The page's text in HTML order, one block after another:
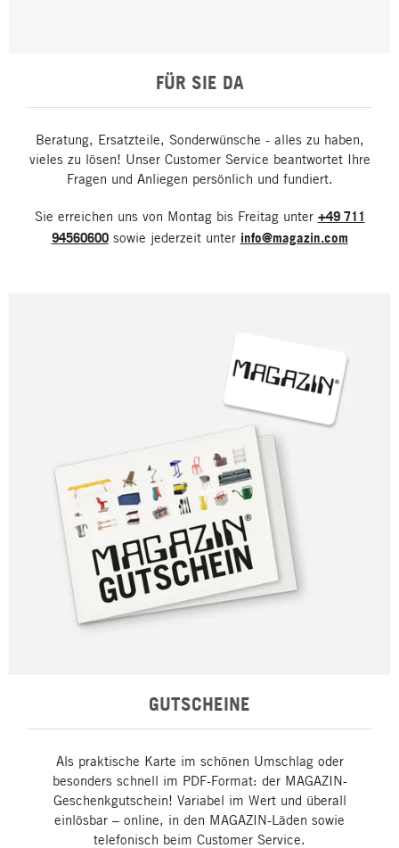
FÜR SIE DA
Beratung, Ersatzteile, Sonderwünsche - alles zu haben,
vieles zu lösen! Unser Customer Service beantwortet Ihre
Fragen und Anliegen persönlich und fundiert.
Sie erreichen uns von Montag bis Freitag unter +49 711
94560600sowie jederzeit unter info@magazin.com
GUTSCHEINE
Als praktische Karte im schönen Umschlag oder
besonders schnell im PDF-Format: der MAGAZIN-
Geschenkgutschein! Variabel im Wert und überall
einlösbar – online, in den MAGAZIN-Läden sowie
telefonisch beim Customer Service.